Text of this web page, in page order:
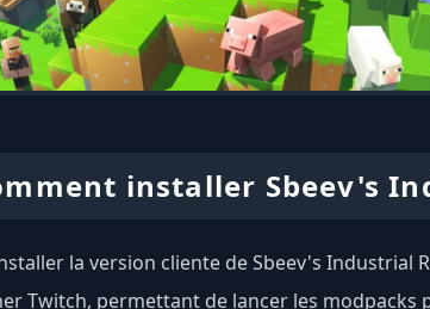
installer Sbeev's
la version cliente de Sbeev's Industrial
Twitch, permettant de lancer les modpacks